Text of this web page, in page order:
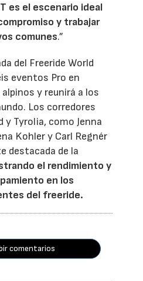
es el escenario ideal
y trabajar
comunes.”
del Freeride World
eventos Pro en
y reunirá a los
Los corredores
y Tyrolia, como Jenna
Kohler y Carl Regnér
destacada de la
el rendimiento y
en los
del freeride.
comentarios